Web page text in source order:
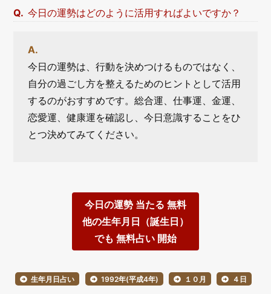
今日の運勢はどのように活用すればよいですか？
今日の運勢は、行動を決めつけるものではなく、
自分の過ごし方を整えるためのヒントとして活用
するのがおすすめです。総合運、仕事運、金運、
恋愛運、健康運を確認し、今日意識することをひ
とつ決めてみてください。
今日の運勢 当たる 無料
他の生年月日（誕生日）
でも 無料占い 開始
生年月日占い 1992年(平成4年) １０月 ４日